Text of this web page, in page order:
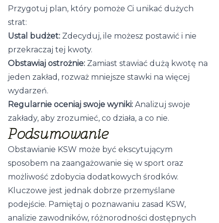
Przygotuj plan, który pomoże Ci unikać dużych
strat:
Ustal budżet: Zdecyduj, ile możesz postawić i nie
przekraczaj tej kwoty.
Obstawiaj ostrożnie: Zamiast stawiać dużą kwotę na
jeden zakład, rozważ mniejsze stawki na więcej
wydarzeń.
Regularnie oceniaj swoje wyniki: Analizuj swoje
zakłady, aby zrozumieć, co działa, a co nie.
Podsumowanie
Obstawianie KSW może być ekscytującym
sposobem na zaangażowanie się w sport oraz
możliwość zdobycia dodatkowych środków.
Kluczowe jest jednak dobrze przemyślane
podejście. Pamiętaj o poznawaniu zasad KSW,
analizie zawodników, różnorodności dostępnych